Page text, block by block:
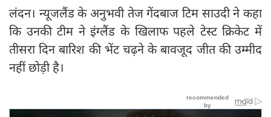
लंदन। न्यूजलैंड के अनुभवी तेज गेंदबाज टिम साउदी ने कहा
कि उनकी टीम ने इंग्लैंड के खिलाफ पहले टेस्ट क्रिकेट में
तीसरा दिन बारिश की भेंट चढ़ने के बावजूद जीत की उम्मीद
नहीं छोड़ी है।